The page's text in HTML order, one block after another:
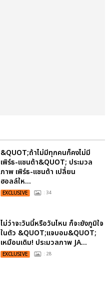
&QUOT;ถ้าไม่มีทุกคนก็คงไม่มี
เพิร์ธ-แซนต้า&QUOT; ประมวล
ภาพ เพิร์ธ-แซนต้า เปลี่ยน
ฮอลล์ให...
EXCLUSIVE : 34
ไม่ว่าจะวันนี้หรือวันไหน ก็จะยังภูมิใจ
ในตัว &QUOT;แจบอม&QUOT;
เหมือนเดิม! ประมวลภาพ JA...
EXCLUSIVE : 28